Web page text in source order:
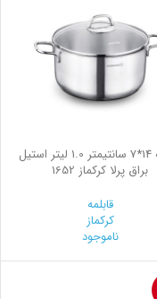
قابلمه 14*7 سانتیمتر 1.0 لیتر استیل
براق پرلا کرکماز 1652
قابلمه
کرکماز
ناموجود